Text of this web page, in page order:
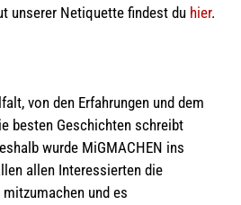
unserer Netiquette findest du hier.
von den Erfahrungen und dem
besten Geschichten schreibt
wurde MiGMACHEN ins
allen Interessierten die
und es